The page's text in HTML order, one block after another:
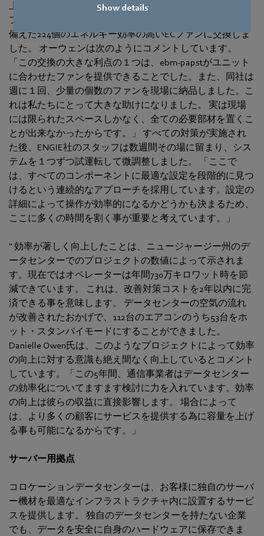
Show details
上で奮闘していました。 そこでは彼らはコンデンサーの
ファンを取り外し、ebm‑papstのAxiTopディフューザーを
備えた224個のエネルギー効率の高いECファンに交換しま
した。 オーウェンは次のようにコメントしています。
「この交換の大きな利点の１つは、ebm‑papstがユニット
に合わせたファンを提供できることでした。また、同社は
週に１回、少量の個数のファンを現場に納品しました。こ
れは私たちにとって大きな助けになりました。 実は現場
には限られたスペースしかなく、全ての必要部材を置くこ
とが出来なかったからです。」 すべての対策が実施され
た後、ENGIE社のスタッフは数週間その場に留まり、シス
テムを１つずつ試運転して微調整しました。 「ここで
は、すべてのコンポーネントに最適な設定を段階的に見つ
けるという連続的なアプローチを採用しています。設定の
詳細によって操作が効率的になるかどうかも決まるため、
ここに多くの時間を割く事が重要と考えています。」
" 効率が著しく向上したことは、ニュージャージー州のデ
ータセンターでのプロジェクトの数値によって示されま
す。現在ではオペレーターは年間730万キロワット時を節
減できています。 これは、改善対策コストを2年以内に完
済できる事を意味します。 データセンターの空気の流れ
が改善されたおかげで、112台のエアコンのうち53台をホ
ット・スタンバイモードにすることができました。
Danielle Owen氏は、このようなプロジェクトによって効率
の向上に対する意識も絶え間なく向上しているとコメント
しています。「この5年間、通信事業者はデータセンター
の効率化についてますます検討に力を入れています。効率
の向上は彼らの収益に直接影響します。 場合によって
は、より多くの顧客にサービスを提供する為に容量を上げ
る事も可能になるからです。」
サーバー用拠点
コロケーションデータセンターは、お客様に独自のサーバ
ー機材を最適なインフラストラクチャ内に設置するサービ
スを提供します。 独自のデータセンターを持たない企業
でも、データを安全に自身のハードウェアに保存できま